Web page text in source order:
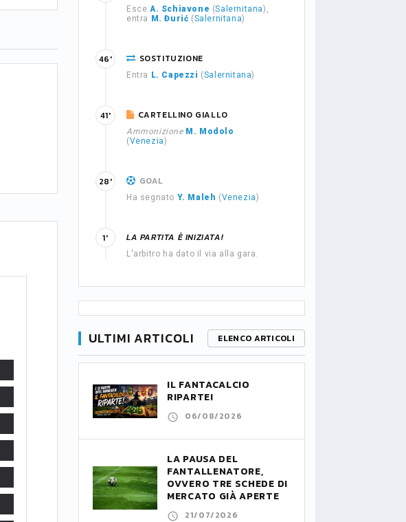
Esce A. Schiavone (Salernitana),
entra
M. Đurić (Salernitana)
SOSTITUZIONE
Entra L. Capezzi (Salernitana)
46'
CARTELLINO GIALLO
Ammonizione M. Modolo
(Venezia)
41'
GOAL
Ha segnato Y. Maleh (Venezia)
28'
LA PARTITA È INIZIATA!
L'arbitro ha dato il via alla gara.
1'
ULTIMI ARTICOLI ELENCO ARTICOLI
IL FANTACALCIO
RIPARTE!
06/08/2026
LA PAUSA DEL
FANTALLENATORE,
OVVERO TRE SCHEDE DI
MERCATO GIÀ APERTE
21/07/2026